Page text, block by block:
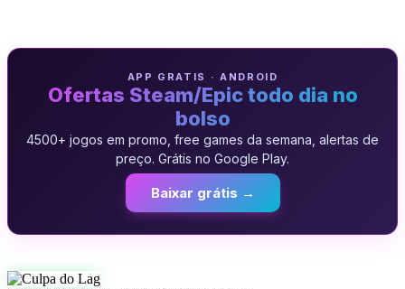
APP GRATIS · ANDROID
Ofertas Steam/Epic todo dia no
bolso
4500+ jogos em promo, free games da semana, alertas de
preço. Grátis no Google Play.
Baixar grátis →